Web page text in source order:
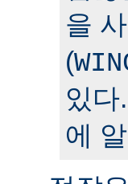
을
(
있다.
에